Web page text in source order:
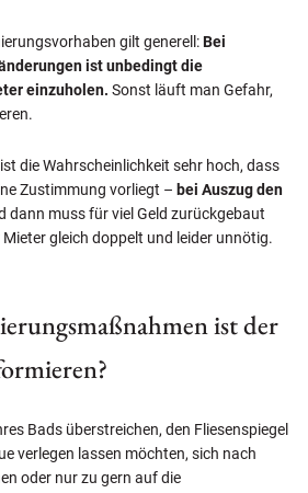
gilt generell:Bei
ist unbedingt die
einzuholen. Sonst läuft man Gefahr,
die Wahrscheinlichkeit sehr hoch, dass
Zustimmung vorliegt – bei Auszug den
dann muss für viel Geld zurückgebaut
gleich doppelt und leider unnötig.
ist der
Bads überstreichen, den Fliesenspiegel
verlegen lassen möchten, sich nach
oder nur zu gern auf die